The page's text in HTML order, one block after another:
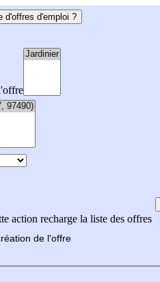
d'offres d'emploi ?
action recharge la liste des offres
de l'offre